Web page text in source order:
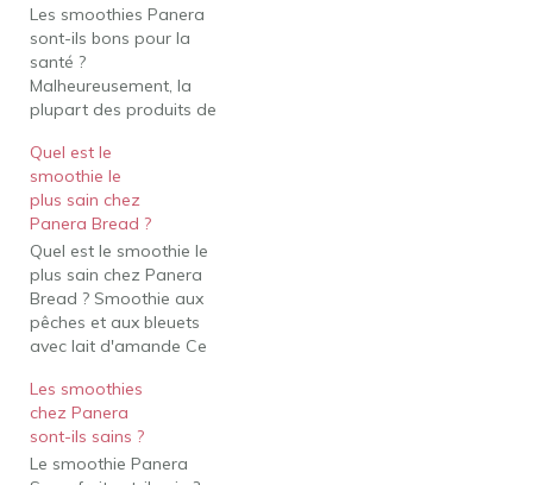
Les smoothies Panera
sont-ils bons pour la
santé ?
Malheureusement, la
plupart des produits de
sont irrécupérables si
vous êtes vraiment
soucieux de votre santé.
Votre meilleur pari pour
courber cette dent sucrée
est de vous en tenir à un
smoothie. Les smoothies
peuvent fournir une
tonne…
Quel est le
smoothie le
plus sain chez
Panera Bread ?
Quel est le smoothie le
plus sain chez Panera
Bread ? Smoothie aux
pêches et aux bleuets
avec lait d'amande Ce
est le smoothie le moins
calorique de Panera
Bread. Il associe des
purées de mangue et de
Les smoothies
chez Panera
sont-ils sains ?
Le smoothie Panera